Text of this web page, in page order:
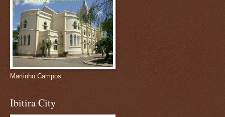
Martinho Campos
Ibitira City